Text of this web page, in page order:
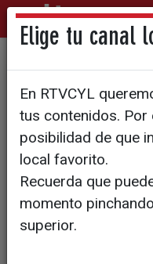
56 miradas
ayudan a
vida
Elige tu canal
En RTVCYL
tus contenidos. Por
posibilidad de que
local favorito.
Recuerda que
momento
superior.